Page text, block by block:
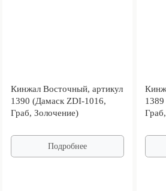
Кинжал Восточный, артикул
1390 (Дамаск ZDI-1016,
Граб, Золочение)
Подробнее